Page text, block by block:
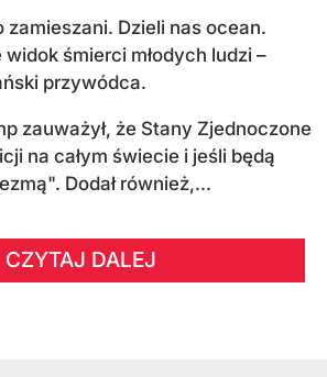
zamieszani. Dzieli nas ocean.
śmierci młodych ludzi –
przywódca.
zauważył, że Stany Zjednoczone
na całym świecie i jeśli będą
Dodał również,...
CZYTAJ DALEJ